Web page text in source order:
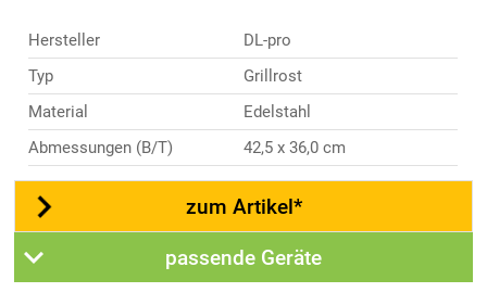
Hersteller
‎DL-pro
Typ
Grillrost
Material
Edelstahl
Abmessungen (B/T)
42,5 x 36,0 cm
zum Artikel*
passende Geräte